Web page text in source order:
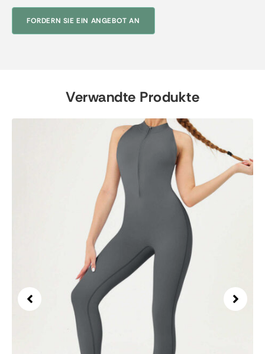
FORDERN SIE EIN ANGEBOT AN
Verwandte Produkte